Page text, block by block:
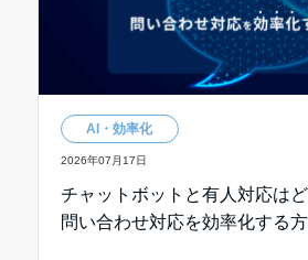
AI・効率化
2026年07月17日
チャットボットと有人対応は
問い合わせ対応を効率化する